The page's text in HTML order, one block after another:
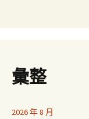
彙整
2026 年 8 月